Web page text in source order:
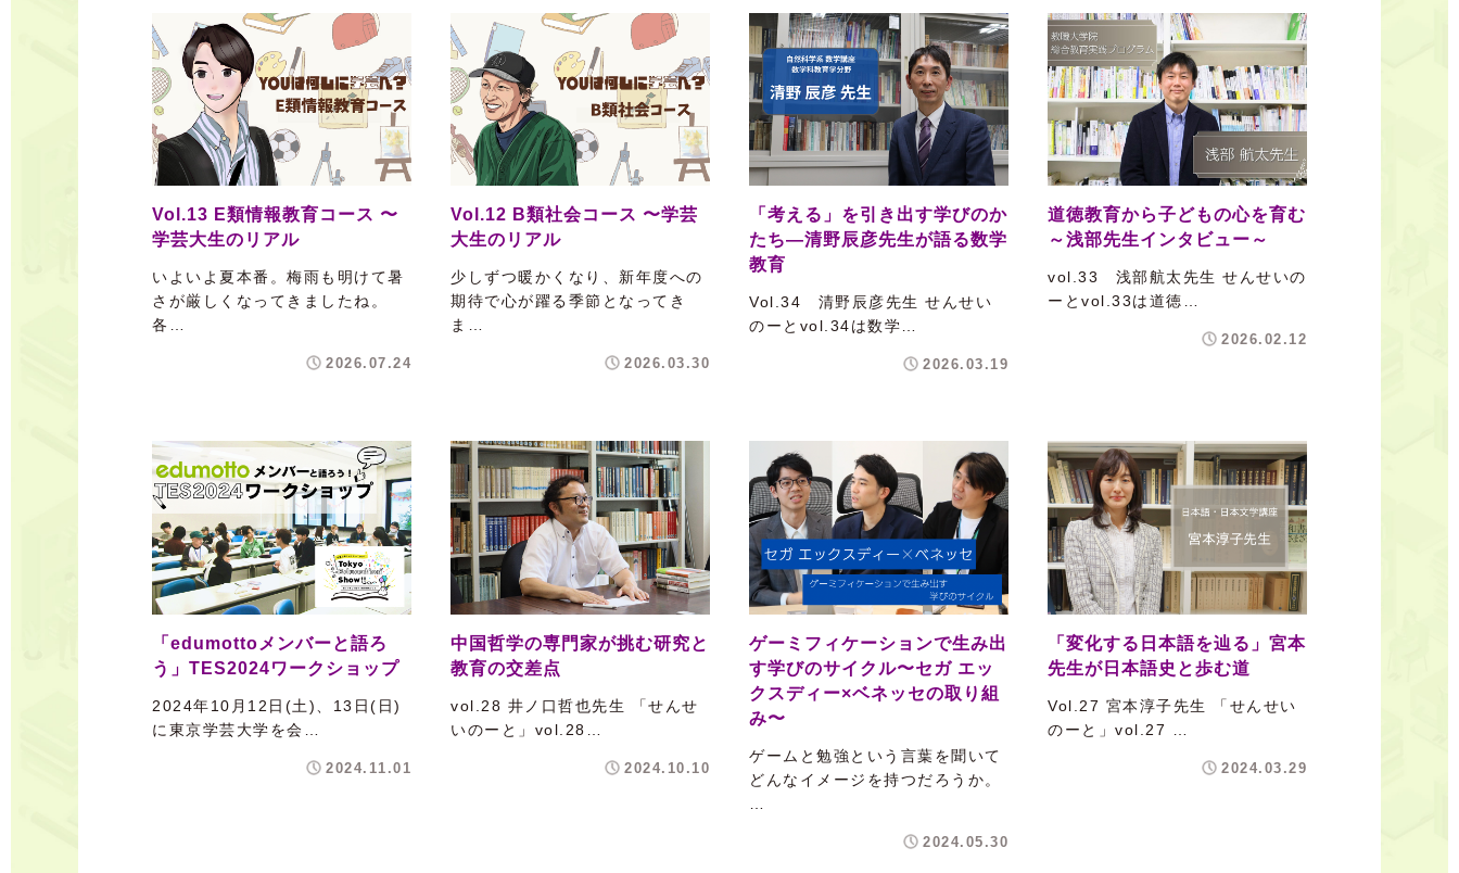
Vol.13 E類情報教育コース 〜
学芸大生のリアル
いよいよ夏本番。梅雨も明けて暑
さが厳しくなってきましたね。
各…
2026.07.24
Vol.12 B類社会コース 〜学芸
大生のリアル
少しずつ暖かくなり、新年度への
期待で心が躍る季節となってき
ま…
2026.03.30
「考える」を引き出す学びのか
たち―清野辰彦先生が語る数学
教育
Vol.34 清野辰彦先生 せんせい
のーとvol.34は数学…
2026.03.19
道徳教育から子どもの心を育む
～浅部先生インタビュー～
vol.33 浅部航太先生 せんせいの
ーとvol.33は道徳…
2026.02.12
「edumottoメンバーと語ろ
う」TES2024ワークショップ
2024年10月12日(土)、13日(日)
に東京学芸大学を会…
2024.11.01
中国哲学の専門家が挑む研究と
教育の交差点
vol.28 井ノ口哲也先生 「せんせ
いのーと」vol.28…
2024.10.10
ゲーミフィケーションで生み出
す学びのサイクル〜セガ エッ
クスディー×ベネッセの取り組
み〜
ゲームと勉強という言葉を聞いて
どんなイメージを持つだろうか。
2024.05.30
「変化する日本語を辿る」宮本
先生が日本語史と歩む道
Vol.27 宮本淳子先生 「せんせい
のーと」vol.27 …
2024.03.29